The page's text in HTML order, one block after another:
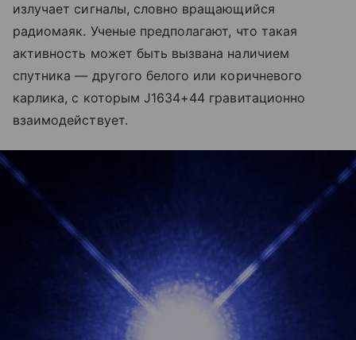
излучает сигналы, словно вращающийся
радиомаяк. Ученые предполагают, что такая
активность может быть вызвана наличием
спутника — другого белого или коричневого
карлика, с которым J1634+44 гравитационно
взаимодействует.